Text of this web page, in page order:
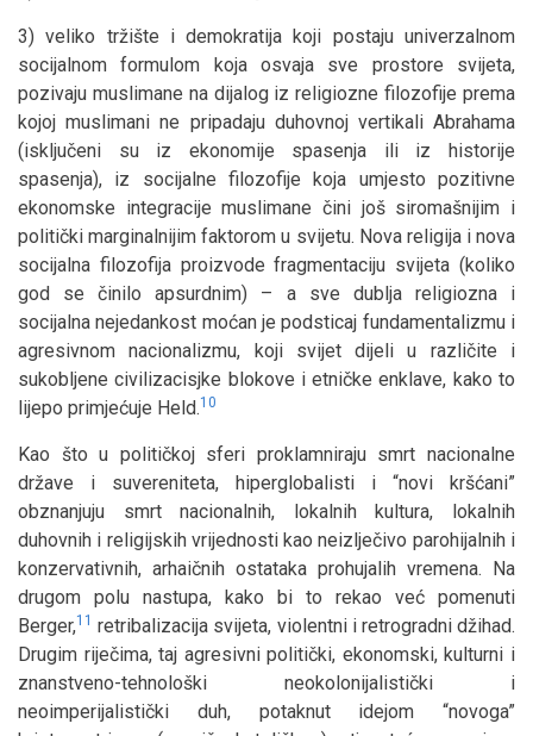
3) veliko tržište i demokratija koji postaju univerzalnom
socijalnom formulom koja osvaja sve prostore svijeta,
pozivaju muslimane na dijalog iz religiozne filozofije prema
kojoj muslimani ne pripadaju duhovnoj vertikali Abrahama
(isključeni su iz ekonomije spasenja ili iz historije
spasenja), iz socijalne filozofije koja umjesto pozitivne
ekonomske integracije muslimane čini još siromašnijim i
politički marginalnijim faktorom u svijetu. Nova religija i nova
socijalna filozofija proizvode fragmentaciju svijeta (koliko
god se činilo apsurdnim) – a sve dublja religiozna i
socijalna nejedankost moćan je podsticaj fundamentalizmu i
agresivnom nacionalizmu, koji svijet dijeli u različite i
sukobljene civilizacisjke blokove i etničke enklave, kako to
lijepo primjećuje Held.10
Kao što u političkoj sferi proklamniraju smrt nacionalne
države i suvereniteta, hiperglobalisti i “novi kršćani”
obznanjuju smrt nacionalnih, lokalnih kultura, lokalnih
duhovnih i religijskih vrijednosti kao neizlječivo parohijalnih i
konzervativnih, arhaičnih ostataka prohujalih vremena. Na
drugom polu nastupa, kako bi to rekao već pomenuti
Berger,11 retribalizacija svijeta, violentni i retrogradni džihad.
Drugim riječima, taj agresivni politički, ekonomski, kulturni i
znanstveno-tehnološki neokolonijalistički i
neoimperijalistički duh, potaknut idejom “novoga”